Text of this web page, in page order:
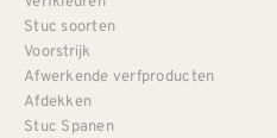
Stuc soorten
Voorstrijk
Afwerkende verfproducten
Afdekken
Stuc Spanen